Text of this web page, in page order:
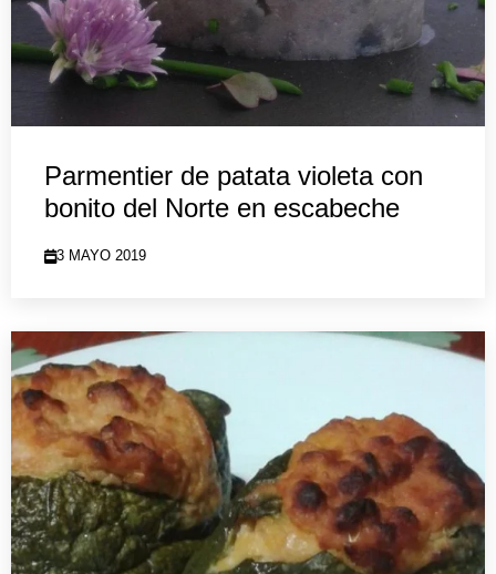
Parmentier de patata violeta con
bonito del Norte en escabeche
3 MAYO 2019